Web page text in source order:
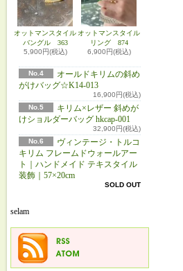
オットマンスタイル
バングル 363
5,900円(税込)
オットマンスタイル
リング 874
6,900円(税込)
No.4
オールドキリムの斜め
がけバッグ☆K14-013
16,900円(税込)
No.5
キリム×レザー 斜めが
けショルダーバッグ hkcap-001
32,900円(税込)
No.6
ヴィンテージ・トルコ
キリム フレームドウォールアー
ト｜ハンドメイド テキスタイル
装飾｜57×20cm
SOLD OUT
selam